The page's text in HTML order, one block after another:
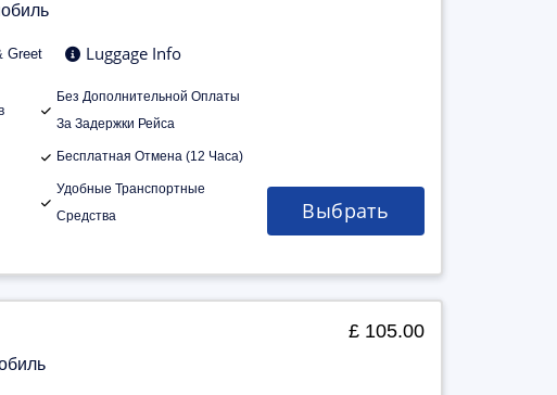
Greet Luggage Info
Без Дополнительной Оплаты
За Задержки Рейса
Бесплатная Отмена (12 Часа)
Удобные Транспортные
Средства
Выбрать
£ 105.00